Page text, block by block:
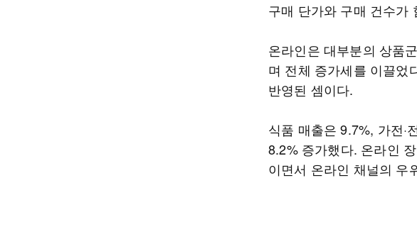
구매 단가와 구매 건수가
온라인은 대부분의 상품
며 전체 증가세를 이끌었
반영된 셈이다.
식품 매출은 9.7%, 가전·
8.2% 증가했다. 온라인
이면서 온라인 채널의 우